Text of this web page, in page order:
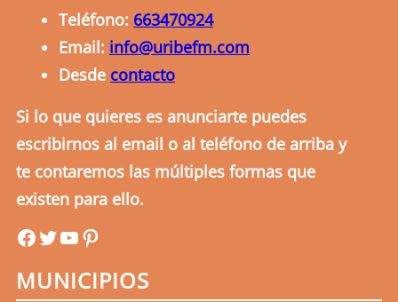
Teléfono: 663470924
Email: info@uribefm.com
Desde contacto
Si lo que quieres es anunciarte puedes
escribirnos al email o al teléfono de arriba y
te contaremos las múltiples formas que
existen para ello.
uribefmuribefmYouTube Pinterest
MUNICIPIOS